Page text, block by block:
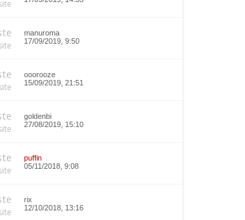
manuroma
17/09/2019, 9:50
ooorooze
15/09/2019, 21:51
goldenbi
27/08/2019, 15:10
puffin
05/11/2018, 9:08
rix
12/10/2018, 13:16